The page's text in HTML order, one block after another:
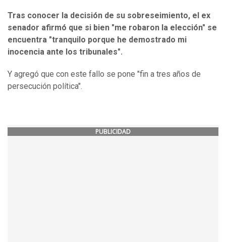
Tras conocer la decisión de su sobreseimiento, el ex
senador afirmó que si bien "me robaron la elección" se
encuentra "tranquilo porque he demostrado mi
inocencia ante los tribunales".
Y agregó que con este fallo se pone "fin a tres años de
persecución política".
PUBLICIDAD